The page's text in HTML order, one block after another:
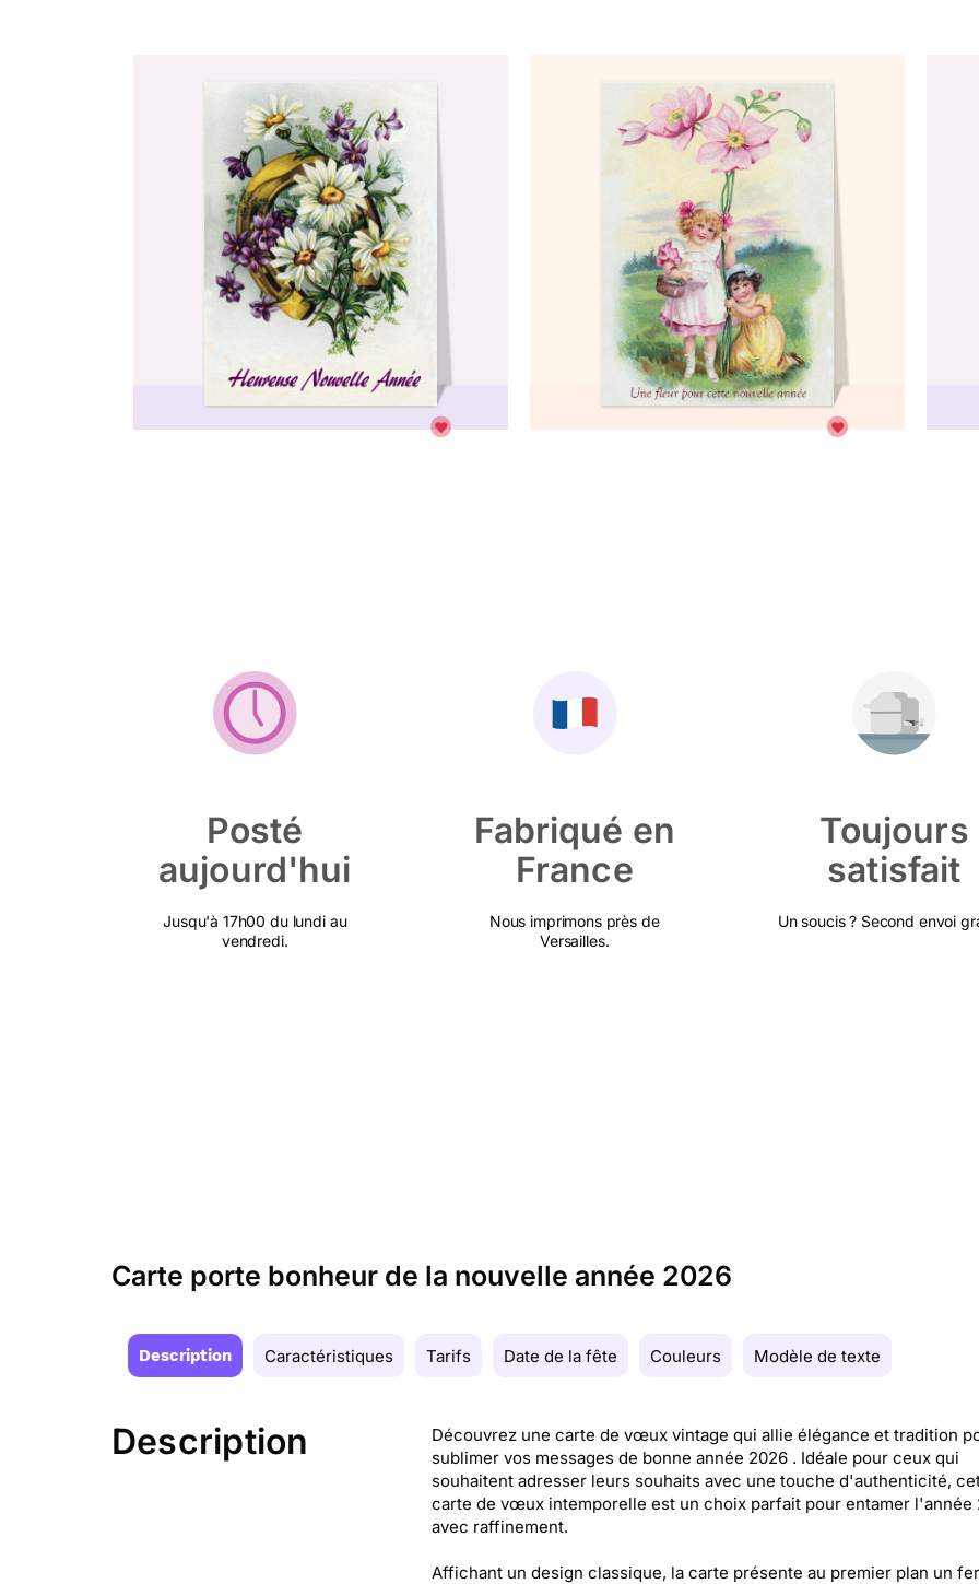
Posté
aujourd'hui
Jusqu'à 17h00 du lundi au
vendredi.
Fabriqué en
France
Nous imprimons près de
Versailles.
Toujours
satisfait
Un soucis ? Second envoi
Carte porte bonheur de la nouvelle année 2026
Description Caractéristiques Tarifs Date de la fête Couleurs Modèle de texte
Description
Découvrez une carte de vœux vintage qui allie élégance et tradition
sublimer vos messages de bonne année 2026 . Idéale pour ceux qui
souhaitent adresser leurs souhaits avec une touche d'authenticité,
carte de vœux intemporelle est un choix parfait pour entamer l'année
avec raffinement.
Affichant un design classique, la carte présente au premier plan un